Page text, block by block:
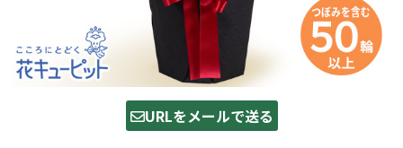
URLをメールで送る